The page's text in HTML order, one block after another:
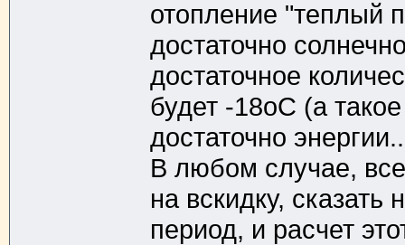
отопление "теплый
достаточно
достаточное
будет -18оС (а
достаточно
В любом случае,
на вскидку, сказать
период, и расчет